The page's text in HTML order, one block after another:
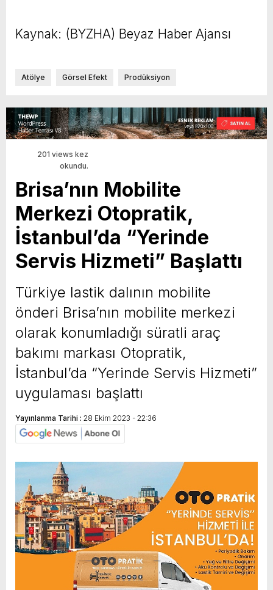
Kaynak: (BYZHA) Beyaz Haber Ajansı
Atölye Görsel Efekt Prodüksiyon
201 views kez
okundu.
Brisa’nın Mobilite
Merkezi Otopratik,
İstanbul’da “Yerinde
Servis Hizmeti” Başlattı
Türkiye lastik dalının mobilite
önderi Brisa’nın mobilite merkezi
olarak konumladığı süratli araç
bakımı markası Otopratik,
İstanbul’da “Yerinde Servis Hizmeti”
uygulaması başlattı
Yayınlanma Tarihi : 28 Ekim 2023 - 22:36